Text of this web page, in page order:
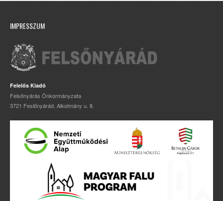
IMPRESSZUM
Felelős Kiadó
Felsőnyárás Önkormányzata
3721 Feslőnyárád, Alkotmány u. 8.